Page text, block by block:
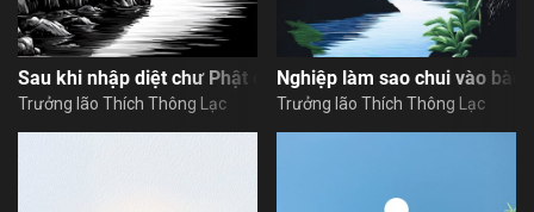
Sau khi nhập diệt chư Phật còn trở lại thế gian không?
Trưởng lão Thích Thông Lạc
Nghiệp làm sao chui vào bào
Trưởng lão Thích Thông Lạc